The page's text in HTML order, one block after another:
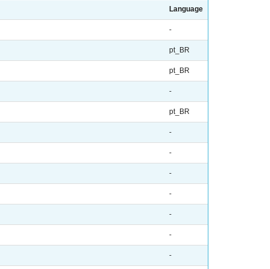
Language
-
pt_BR
pt_BR
-
pt_BR
-
-
-
-
-
-
-